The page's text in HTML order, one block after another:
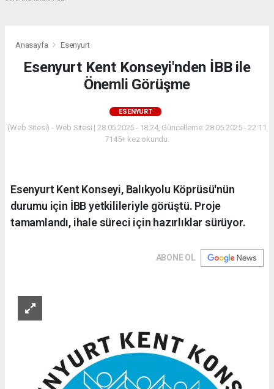
Anasayfa Esenyurt
Esenyurt Kent Konseyi'nden İBB ile
Önemli Görüşme
ESENYURT
(Web Sitesi) - Web Sitesi | 28.05.2025 - 18:24, Güncelleme: 28.05.2025 - 22:11
7145+ kez okundu.
Esenyurt Kent Konseyi, Balıkyolu Köprüsü'nün
durumu için İBB yetkilileriyle görüştü. Proje
tamamlandı, ihale süreci için hazırlıklar sürüyor.
ABONE OL